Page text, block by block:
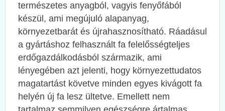
természetes anyagból, vagyis fenyőfából
készül, ami megújuló alapanyag,
környezetbarát és újrahasznosítható. Ráadásul
a gyártáshoz felhasznált fa felelősségteljes
erdőgazdálkodásból származik, ami
lényegében azt jelenti, hogy környezettudatos
magatartást követve minden egyes kivágott fa
helyén új fa lesz ültetve. Emellett nem